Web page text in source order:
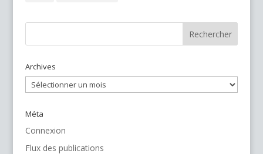
Archives
Archives
Méta
Connexion
Flux des publications